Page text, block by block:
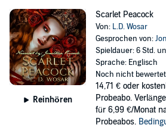
of her birthright until she was bought by
Fair Maiden Proffer.
Lord Duncan Busick was considered an
many and all women. He was a vampire
choosy. Yet, there was only one who was
by the Lord and his maker, Countess
bastard daughter, Princess Scarlet
Was the princess the perfect eternal
Reinhören
Scarlet Peacock
Von: L.D. Wosar
Gesprochen von:
Spieldauer: 6 Std.
Sprache: Englisch
Noch nicht bewertet
14,71 € oder
Probeabo.
für 6,99 €/Monat
Probeabos.